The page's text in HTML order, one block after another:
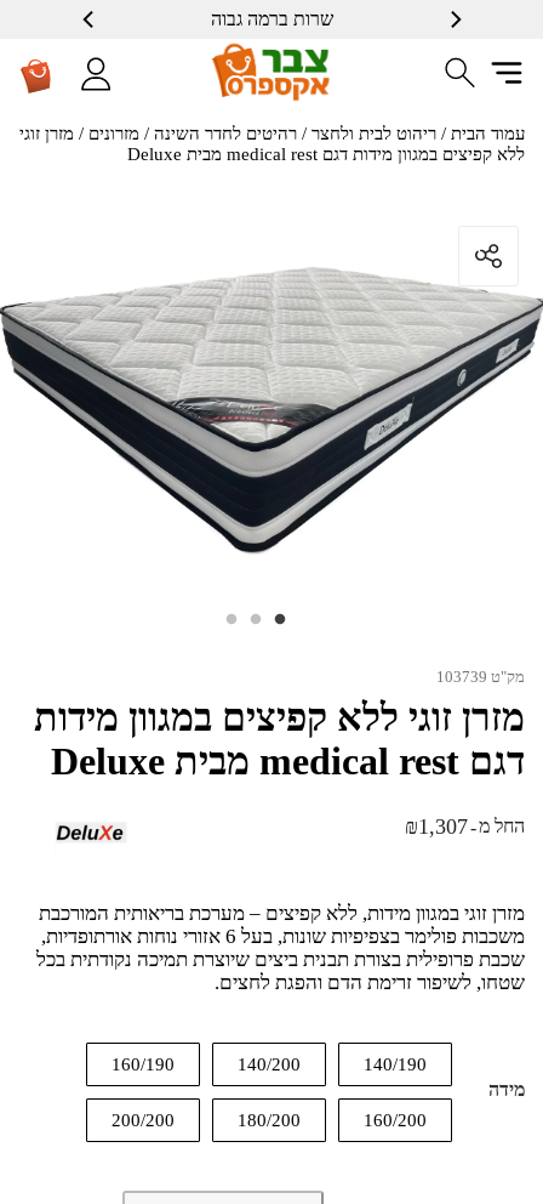
שרות ברמה גבוה
עמוד הבית / ריהוט לבית ולחצר / רהיטים לחדר השינה / מזרונים / מזרן זוגי
ללא קפיצים במגוון מידות דגם medical rest מבית Deluxe
מק"ט 103739
מזרן זוגי ללא קפיצים במגוון מידות
דגם medical rest מבית Deluxe
החל מ-
₪1,307
מזרן זוגי במגוון מידות, ללא קפיצים – מערכת בריאותית המורכבת
משכבות פולימר בצפיפיות שונות, בעל 6 אזורי נוחות אורתופדיות,
שכבת פרופילית בצורת תבנית ביצים שיוצרת תמיכה נקודתית בכל
שטחו, לשיפור זרימת הדם והפגת לחצים.
מידה
140/190
140/200
160/190
160/200
180/200
200/200